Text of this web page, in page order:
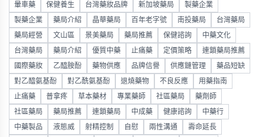
暈車藥 保健養生 台灣藥妝品牌 新加坡藥局 製藥企業
製藥企業 藥局介紹 晶華藥局 百年老字號 南投藥局 台灣藥局
藥局經營 文山區 景美藥局 藥局推薦 保健諮詢 中藥文化
台灣藥局 藥局介紹 優質中藥 止痛藥 定價策略 連鎖藥局推薦
國際藥妝 乙醯胺酚 藥物供應 品牌信譽 供應鏈管理 藥品短缺
對乙醯氨基酚 對乙酰氨基酚 退燒藥物 不良反應 用藥指南
止痛藥 普拿疼 草本藥材 專業藥師 社區藥局 藥劑師
社區藥局 藥局推薦 連鎖藥局 中成藥 健康諮詢 中藥行
中藥製品 液態威 射精控制 自慰 兩性溝通 壽命延長